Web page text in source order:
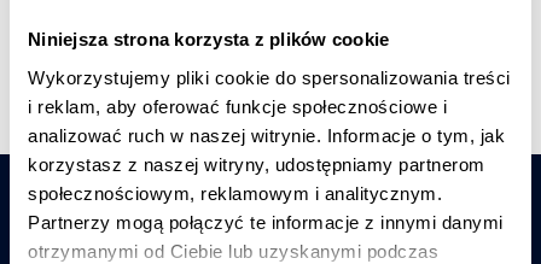
Niniejsza strona korzysta z plików cookie
Wykorzystujemy pliki cookie do spersonalizowania treści
i reklam, aby oferować funkcje społecznościowe i
analizować ruch w naszej witrynie. Informacje o tym, jak
korzystasz z naszej witryny, udostępniamy partnerom
społecznościowym, reklamowym i analitycznym.
Partnerzy mogą połączyć te informacje z innymi danymi
otrzymanymi od Ciebie lub uzyskanymi podczas
Krótki przegląd platformy
Zapytaj AI o podsumowanie PeopleForce: